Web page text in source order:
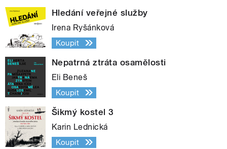
Hledání veřejné služby
Irena Ryšánková
Koupit
Nepatrná ztráta osamělosti
Eli Beneš
Koupit
Šikmý kostel 3
Karin Lednická
Koupit